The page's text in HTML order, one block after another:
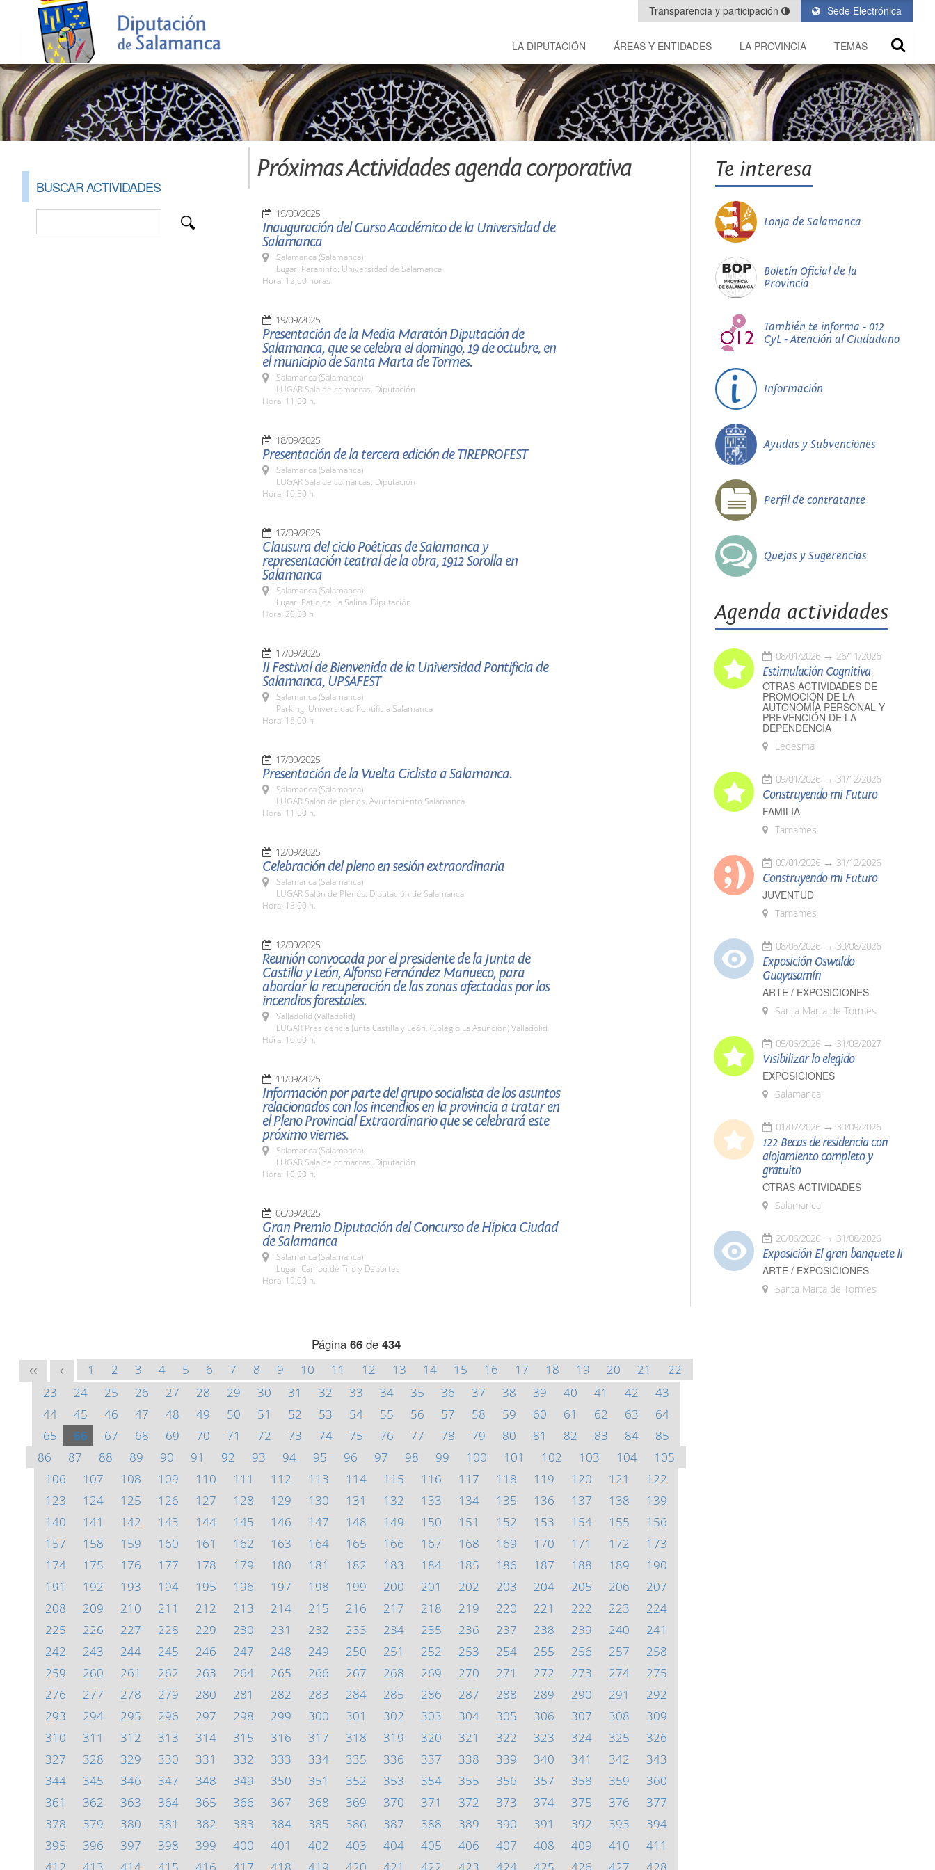
Sede Electrónica
Transparencia y participación
LA DIPUTACIÓN ÁREAS Y ENTIDADES LA PROVINCIA TEMAS
BUSCAR ACTIVIDADES
Próximas Actividades agenda corporativa
19/09/2025
Inauguración del Curso Académico de la Universidad de
Salamanca
Salamanca (Salamanca)
Lugar: Paraninfo. Universidad de Salamanca
Hora: 12,00 horas
19/09/2025
Presentación de la Media Maratón Diputación de
Salamanca, que se celebra el domingo, 19 de octubre, en
el municipio de Santa Marta de Tormes.
Salamanca (Salamanca)
LUGAR Sala de comarcas. Diputación
Hora: 11,00 h.
18/09/2025
Presentación de la tercera edición de TIREPROFEST
Salamanca (Salamanca)
LUGAR Sala de comarcas. Diputación
Hora: 10,30 h
17/09/2025
Clausura del ciclo Poéticas de Salamanca y
representación teatral de la obra, 1912 Sorolla en
Salamanca
Salamanca (Salamanca)
Lugar: Patio de La Salina. Diputación
Hora: 20,00 h
17/09/2025
II Festival de Bienvenida de la Universidad Pontificia de
Salamanca, UPSAFEST
Salamanca (Salamanca)
Parking. Universidad Pontificia Salamanca
Hora: 16,00 h
17/09/2025
Presentación de la Vuelta Ciclista a Salamanca.
Salamanca (Salamanca)
LUGAR Salón de plenos. Ayuntamiento Salamanca
Hora: 11,00 h.
12/09/2025
Celebración del pleno en sesión extraordinaria
Salamanca (Salamanca)
LUGAR Salón de Plenos. Diputación de Salamanca
Hora: 13:00 h.
12/09/2025
Reunión convocada por el presidente de la Junta de
Castilla y León, Alfonso Fernández Mañueco, para
abordar la recuperación de las zonas afectadas por los
incendios forestales.
Valladolid (Valladolid)
LUGAR Presidencia Junta Castilla y León. (Colegio La Asunción) Valladolid
Hora: 10,00 h.
11/09/2025
Información por parte del grupo socialista de los asuntos
relacionados con los incendios en la provincia a tratar en
el Pleno Provincial Extraordinario que se celebrará este
próximo viernes.
Salamanca (Salamanca)
LUGAR Sala de comarcas. Diputación
Hora: 10,00 h.
06/09/2025
Gran Premio Diputación del Concurso de Hípica Ciudad
de Salamanca
Salamanca (Salamanca)
Lugar: Campo de Tiro y Deportes
Hora: 19:00 h.
Página 66 de 434
<< < 1 2 3 4 5 6 7 8 9 10 11 12 13 14 15 16 17 18 19 20 21
22
23
24 25 26 27 28 29 30 31 32 33 34 35 36 37 38 39 40 41 42
43
44
45 46 47 48 49 50 51 52 53 54 55 56 57 58 59 60 61 62 63
64
65
66 67 68 69 70 71 72 73 74 75 76 77 78 79 80 81 82 83 84
85
86
87 88 89 90 91 92 93 94 95 96 97 98 99 100 101 102 103 104
105
106
107 108 109 110 111 112 113 114 115 116 117 118 119 120 121
122
123
124 125 126 127 128 129 130 131 132 133 134 135 136 137 138
139
140
141 142 143 144 145 146 147 148 149 150 151 152 153 154 155
156
157
158 159 160 161 162 163 164 165 166 167 168 169 170 171 172
173
174
175 176 177 178 179 180 181 182 183 184 185 186 187 188 189
190
191
192 193 194 195 196 197 198 199 200 201 202 203 204 205 206
207
208
209 210 211 212 213 214 215 216 217 218 219 220 221 222 223
224
225
226 227 228 229 230 231 232 233 234 235 236 237 238 239 240
241
242
243 244 245 246 247 248 249 250 251 252 253 254 255 256 257
258
259
260 261 262 263 264 265 266 267 268 269 270 271 272 273 274
275
276
277 278 279 280 281 282 283 284 285 286 287 288 289 290 291
292
293
294 295 296 297 298 299 300 301 302 303 304 305 306 307 308
309
310
311 312 313 314 315 316 317 318 319 320 321 322 323 324 325
326
327
328 329 330 331 332 333 334 335 336 337 338 339 340 341 342
343
344
345 346 347 348 349 350 351 352 353 354 355 356 357 358 359
360
361
362 363 364 365 366 367 368 369 370 371 372 373 374 375 376
377
378
379 380 381 382 383 384 385 386 387 388 389 390 391 392 393
394
395
396 397 398 399 400 401 402 403 404 405 406 407 408 409 410
411
Te interesa
Lonja de Salamanca
Boletín Oficial de la
Provincia
También te informa - 012
CyL - Atención al Ciudadano
Información
Ayudas y Subvenciones
Perfil de contratante
Quejas y Sugerencias
Agenda actividades
08/01/2026 26/11/2026
Estimulación Cognitiva
OTRAS ACTIVIDADES DE
PROMOCIÓN DE LA
AUTONOMÍA PERSONAL Y
PREVENCIÓN DE LA
DEPENDENCIA
Ledesma
09/01/2026 31/12/2026
Construyendo mi Futuro
FAMILIA
Tamames
09/01/2026 31/12/2026
Construyendo mi Futuro
JUVENTUD
Tamames
08/05/2026 30/08/2026
Exposición Oswaldo
Guayasamín
ARTE / EXPOSICIONES
Santa Marta de Tormes
05/06/2026 31/03/2027
Visibilizar lo elegido
EXPOSICIONES
Salamanca
01/07/2026 30/09/2026
122 Becas de residencia con
alojamiento completo y
gratuito
OTRAS ACTIVIDADES
Salamanca
26/06/2026 31/08/2026
Exposición El gran banquete II
ARTE / EXPOSICIONES
Santa Marta de Tormes